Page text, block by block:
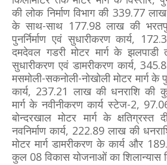
की लोक निर्माण विभाग की 339.77
के साथ-साथ 177.98 लाख की
पुनर्निर्माण एवं सुधारीकरण कार्य,
दमदेवल गडरी मोटर मार्ग के झलपाडी
सुधारीकरण एवं डामरीकरण कार्य,
मसमोली-सकनोली-नोखोली मोटर मार्ग के
कार्य, 237.21 लाख की धनराशि की
मार्ग के नवीनीकरण कार्य स्टेज-2,
बोन्दरखाल मोटर मार्ग के क्षतिग्रस्त
नवनिर्माण कार्य, 222.89 लाख की
मोटर मार्ग डामरीकरण के कार्य और
कुल 08 विकास योजनाओं का शिलान्यास